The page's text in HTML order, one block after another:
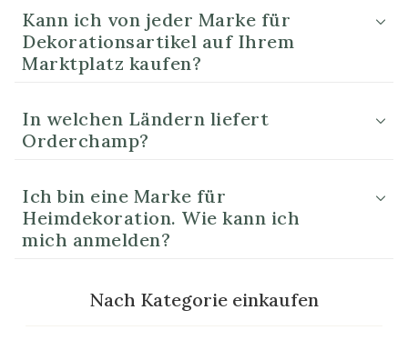
Kann ich von jeder Marke für
Dekorationsartikel auf Ihrem
Marktplatz kaufen?
In welchen Ländern liefert
Orderchamp?
Ich bin eine Marke für
Heimdekoration. Wie kann ich
mich anmelden?
Nach Kategorie einkaufen